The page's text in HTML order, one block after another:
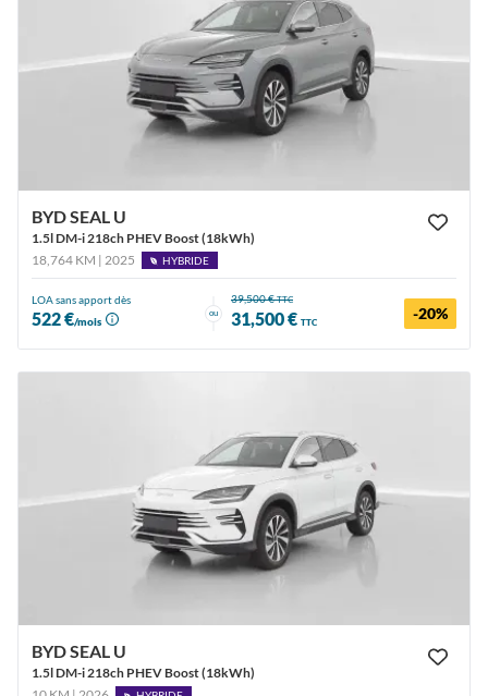
BYD SEAL U
1.5l DM-i 218ch PHEV Boost (18kWh)
18,764 KM | 2025
HYBRIDE
LOA sans apport dès
522 €/mois
ou
39,500 €TTC
31,500 € TTC -20%
BYD SEAL U
1.5l DM-i 218ch PHEV Boost (18kWh)